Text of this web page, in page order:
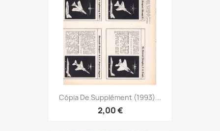
Cópia De Supplément (1993)...
2,00 €